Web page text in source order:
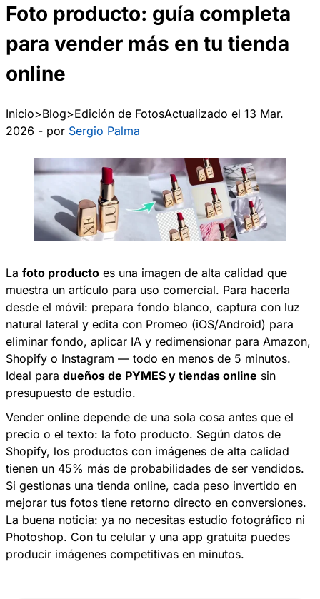
Foto producto: guía completa
para vender más en tu tienda
online
Inicio Blog Edición de FotosActualizado el 13 Mar.
2026 - por Sergio Palma
La foto producto es una imagen de alta calidad que
muestra un artículo para uso comercial. Para hacerla
desde el móvil: prepara fondo blanco, captura con luz
natural lateral y edita con Promeo (iOS/Android) para
eliminar fondo, aplicar IA y redimensionar para Amazon,
Shopify o Instagram — todo en menos de 5 minutos.
Ideal para dueños de PYMES y tiendas online sin
presupuesto de estudio.
Vender online depende de una sola cosa antes que el
precio o el texto: la foto producto. Según datos de
Shopify, los productos con imágenes de alta calidad
tienen un 45% más de probabilidades de ser vendidos.
Si gestionas una tienda online, cada peso invertido en
mejorar tus fotos tiene retorno directo en conversiones.
La buena noticia: ya no necesitas estudio fotográfico ni
Photoshop. Con tu celular y una app gratuita puedes
producir imágenes competitivas en minutos. ​